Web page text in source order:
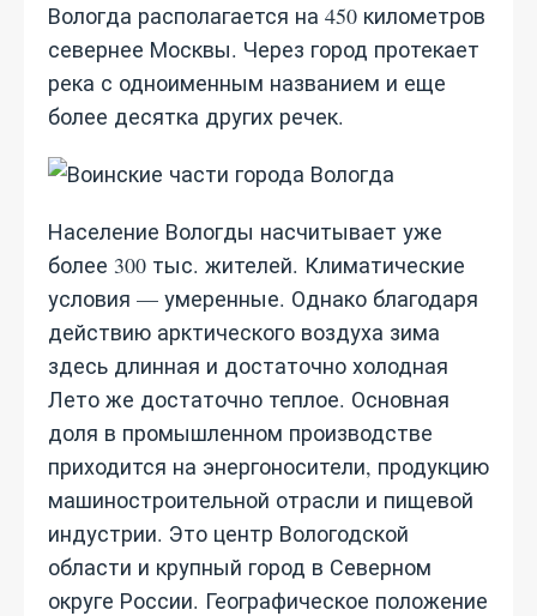
Вологда располагается на 450 километров
севернее Москвы. Через город протекает
река с одноименным названием и еще
более десятка других речек.
Население Вологды насчитывает уже
более 300 тыс. жителей. Климатические
условия — умеренные. Однако благодаря
действию арктического воздуха зима
здесь длинная и достаточно холодная
Лето же достаточно теплое. Основная
доля в промышленном производстве
приходится на энергоносители, продукцию
машиностроительной отрасли и пищевой
индустрии. Это центр Вологодской
области и крупный город в Северном
округе России. Географическое положение